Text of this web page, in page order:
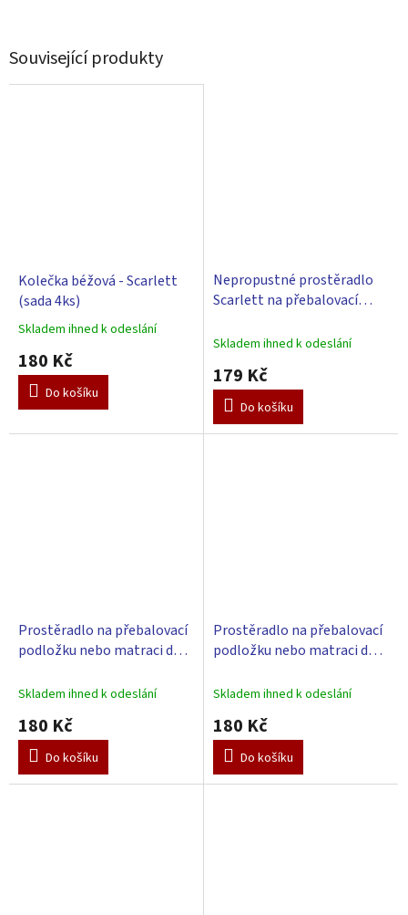
Související produkty
Kolečka béžová - Scarlett
(sada 4ks)
Průměrné
hodnocení
produktu
3,0
5
Skladem ihned k odeslání
180 Kč
Do košíku
Nepropustné prostěradlo
Scarlett na přebalovací
Skladem ihned k odeslání
179 Kč
Do košíku
Prostěradlo na přebalovací
podložku nebo matraci do
55 cm
Skladem ihned k odeslání
180 Kč
Do košíku
Prostěradlo na přebalovací
podložku nebo matraci do
55 cm
Skladem ihned k odeslání
180 Kč
Do košíku